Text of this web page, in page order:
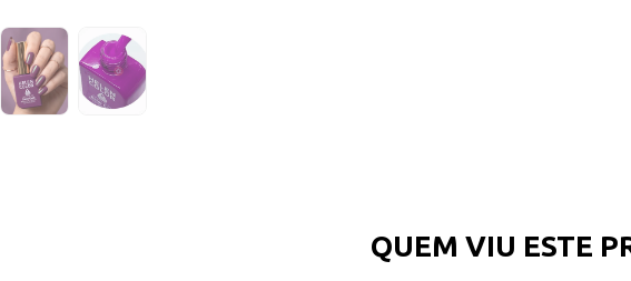
QUEM VIU ESTE